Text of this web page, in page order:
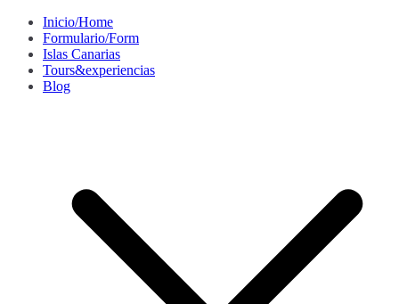
Saltar
contenido
Inicio/Home
Formulario/Form
Islas Canarias
Tours&experiencias
Blog